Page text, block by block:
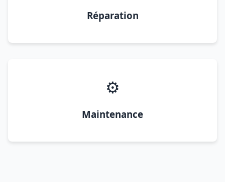
Réparation
⚙️
Maintenance